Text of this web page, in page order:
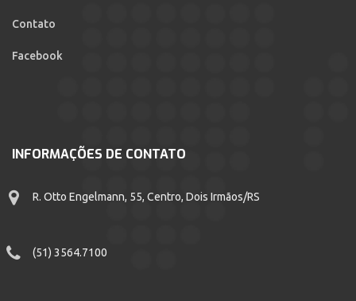
Contato
Facebook
INFORMAÇÕES DE CONTATO
R. Otto Engelmann, 55, Centro, Dois Irmãos/RS
(51) 3564.7100